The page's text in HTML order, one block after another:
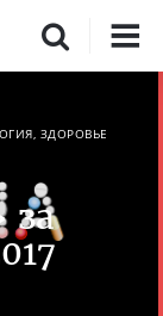
ЗДОРОВЬЕ